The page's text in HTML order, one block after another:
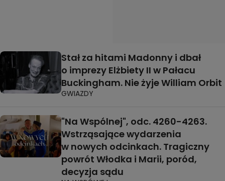
Stał za hitami Madonny i dbał
o imprezy Elżbiety II w Pałacu
Buckingham. Nie żyje William Orbit
GWIAZDY
"Na Wspólnej", odc. 4260-4263.
Wstrząsające wydarzenia
w nowych odcinkach. Tragiczny
powrót Włodka i Marii, poród,
decyzja sądu